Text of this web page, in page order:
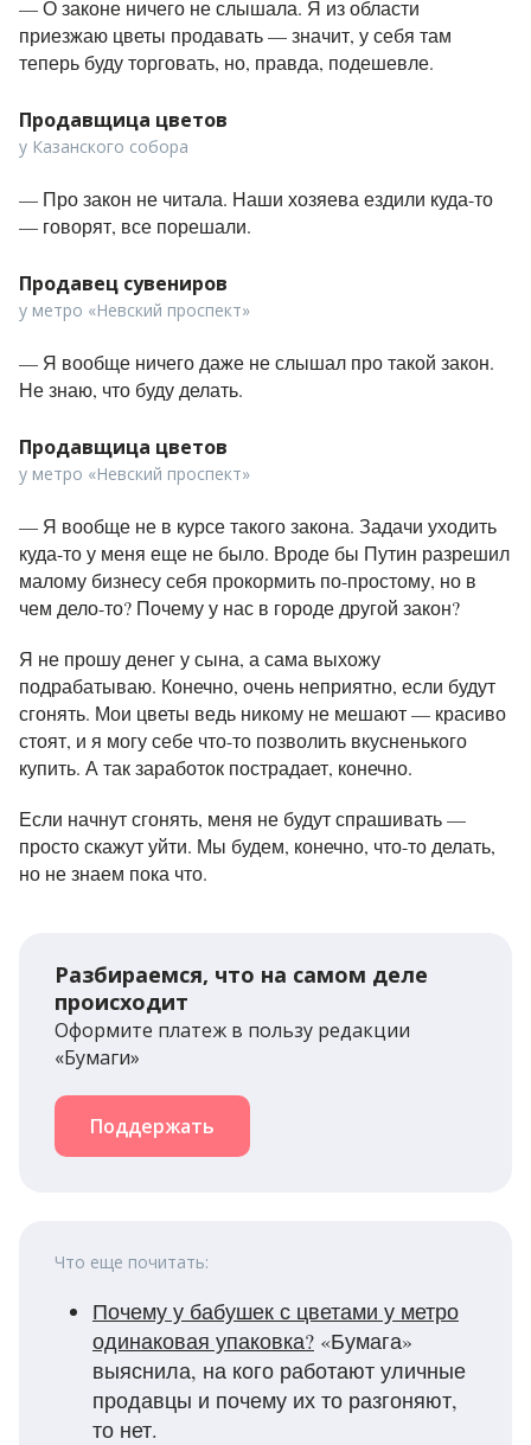
— О законе ничего не слышала. Я из области
приезжаю цветы продавать — значит, у себя там
теперь буду торговать, но, правда, подешевле.
Продавщица цветов
у Казанского собора
— Про закон не читала. Наши хозяева ездили куда-то
— говорят, все порешали.
Продавец сувениров
у метро «Невский проспект»
— Я вообще ничего даже не слышал про такой закон.
Не знаю, что буду делать.
Продавщица цветов
у метро «Невский проспект»
— Я вообще не в курсе такого закона. Задачи уходить
куда-то у меня еще не было. Вроде бы Путин разрешил
малому бизнесу себя прокормить по-простому, но в
чем дело-то? Почему у нас в городе другой закон?
Я не прошу денег у сына, а сама выхожу
подрабатываю. Конечно, очень неприятно, если будут
сгонять. Мои цветы ведь никому не мешают — красиво
стоят, и я могу себе что-то позволить вкусненького
купить. А так заработок пострадает, конечно.
Если начнут сгонять, меня не будут спрашивать —
просто скажут уйти. Мы будем, конечно, что-то делать,
но не знаем пока что.
Разбираемся, что на самом деле
происходит
Оформите платеж в пользу редакции
«Бумаги»
Поддержать
Что еще почитать:
Почему у бабушек с цветами у метро
одинаковая упаковка? «Бумага»
выяснила, на кого работают уличные
продавцы и почему их то разгоняют,
то нет.